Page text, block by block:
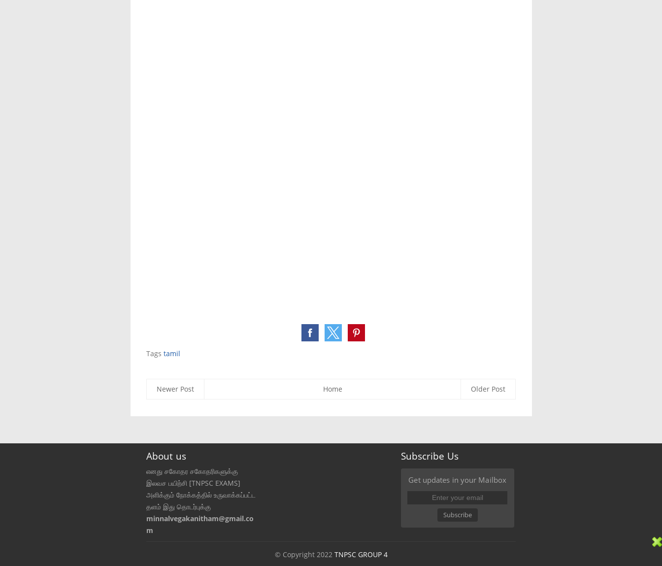
Tags tamil
Newer Post Older Post
Home
About us
எனது சகோதர சகோதரிகளுக்கு
இலவச பயிற்சி [TNPSC EXAMS]
அளிக்கும் நோக்கத்தில் உருவாக்கப்பட்ட
தளம் இது தொடர்புக்கு
minnalvegakanitham@gmail.co
m
Subscribe Us
Get updates in your Mailbox
Subscribe
© Copyright 2022 TNPSC GROUP 4